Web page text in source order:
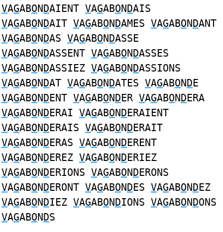
VAGABONDAIENT VAGABONDAIS
VAGABONDAIT VAGABONDAMES VAGABONDANT
VAGABONDAS VAGABONDASSE
VAGABONDASSENT VAGABONDASSES
VAGABONDASSIEZ VAGABONDASSIONS
VAGABONDAT VAGABONDATES VAGABONDE
VAGABONDENT VAGABONDER VAGABONDERA
VAGABONDERAI VAGABONDERAIENT
VAGABONDERAIS VAGABONDERAIT
VAGABONDERAS VAGABONDERENT
VAGABONDEREZ VAGABONDERIEZ
VAGABONDERIONS VAGABONDERONS
VAGABONDERONT VAGABONDES VAGABONDEZ
VAGABONDIEZ VAGABONDIONS VAGABONDONS
VAGABONDS